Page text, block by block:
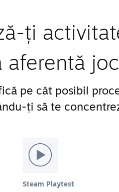
ți
aferentă
pe cât posibil
ți să te
Steam Playtest